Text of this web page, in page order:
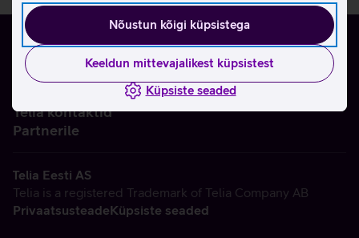
Nõustun kõigi küpsistega
Keeldun mittevajalikest küpsistest
Küpsiste seaded
Telia kontaktid
Partnerile
Telia Eesti AS
Telia is a registered Trademark of Telia Company AB
PrivaatsusteadeKüpsiste seaded